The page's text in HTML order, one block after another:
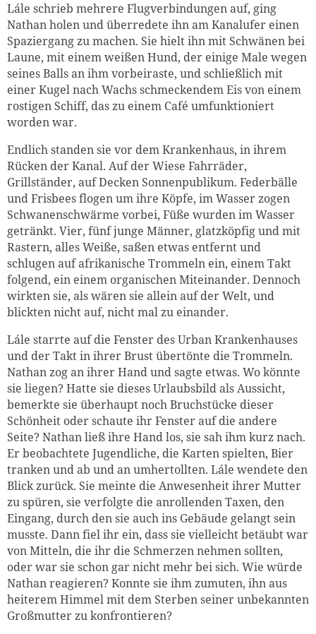
Lále schrieb mehrere Flugverbindungen auf, ging
Nathan holen und überredete ihn am Kanalufer einen
Spaziergang zu machen. Sie hielt ihn mit Schwänen bei
Laune, mit einem weißen Hund, der einige Male wegen
seines Balls an ihm vorbeiraste, und schließlich mit
einer Kugel nach Wachs schmeckendem Eis von einem
rostigen Schiff, das zu einem Café umfunktioniert
worden war.
Endlich standen sie vor dem Krankenhaus, in ihrem
Rücken der Kanal. Auf der Wiese Fahrräder,
Grillständer, auf Decken Sonnenpublikum. Federbälle
und Frisbees flogen um ihre Köpfe, im Wasser zogen
Schwanenschwärme vorbei, Füße wurden im Wasser
getränkt. Vier, fünf junge Männer, glatzköpfig und mit
Rastern, alles Weiße, saßen etwas entfernt und
schlugen auf afrikanische Trommeln ein, einem Takt
folgend, ein einem organischen Miteinander. Dennoch
wirkten sie, als wären sie allein auf der Welt, und
blickten nicht auf, nicht mal zu einander.
Lále starrte auf die Fenster des Urban Krankenhauses
und der Takt in ihrer Brust übertönte die Trommeln.
Nathan zog an ihrer Hand und sagte etwas. Wo könnte
sie liegen? Hatte sie dieses Urlaubsbild als Aussicht,
bemerkte sie überhaupt noch Bruchstücke dieser
Schönheit oder schaute ihr Fenster auf die andere
Seite? Nathan ließ ihre Hand los, sie sah ihm kurz nach.
Er beobachtete Jugendliche, die Karten spielten, Bier
tranken und ab und an umhertollten. Lále wendete den
Blick zurück. Sie meinte die Anwesenheit ihrer Mutter
zu spüren, sie verfolgte die anrollenden Taxen, den
Eingang, durch den sie auch ins Gebäude gelangt sein
musste. Dann fiel ihr ein, dass sie vielleicht betäubt war
von Mitteln, die ihr die Schmerzen nehmen sollten,
oder war sie schon gar nicht mehr bei sich. Wie würde
Nathan reagieren? Konnte sie ihm zumuten, ihn aus
heiterem Himmel mit dem Sterben seiner unbekannten
Großmutter zu konfrontieren?